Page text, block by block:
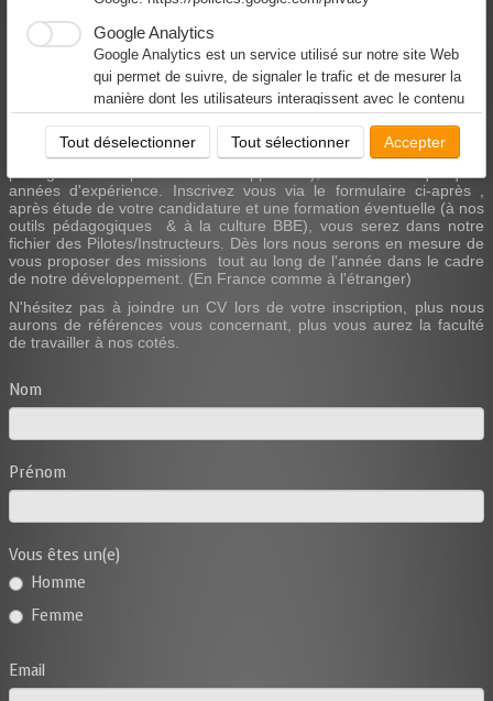
Téléchargement & évaluation formation
English version
Vous êtes Pilote automobile professionnel, Moniteur de pilotage, ou
Instructeur en pilotage auto (BPJEPS mention Perfectionnement au
pilotage & carte professionnelle appréciée), et vous avez quelques
années d'expérience. Inscrivez vous via le formulaire ci-après ,
après étude de votre candidature et une formation éventuelle (à nos
outils pédagogiques & à la culture BBE), vous serez dans notre
fichier des Pilotes/Instructeurs. Dès lors nous serons en mesure de
vous proposer des missions tout au long de l'année dans le cadre
de notre développement. (En France comme à l'étranger)
N'hésitez pas à joindre un CV lors de votre inscription, plus nous
aurons de références vous concernant, plus vous aurez la faculté
de travailler à nos cotés.
Nom
Prénom
Vous êtes un(e)
Homme
Femme
Email
Google Analytics
Google Analytics est un service utilisé sur notre site Web
qui permet de suivre, de signaler le trafic et de mesurer la
manière dont les utilisateurs interagissent avec le contenu
meilleurs services.
Facebook
Notre site Web vous permet d’aimer ou de partager son
contenu sur le réseau social Facebook. En l'utilisant, vous
acceptez les règles de confidentialité de Facebook:
https://www.facebook.com/policy/cookies/
Tout déselectionner Tout sélectionner Accepter